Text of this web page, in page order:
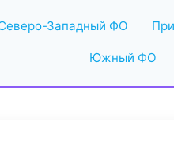
Западный ФО
Южный ФО